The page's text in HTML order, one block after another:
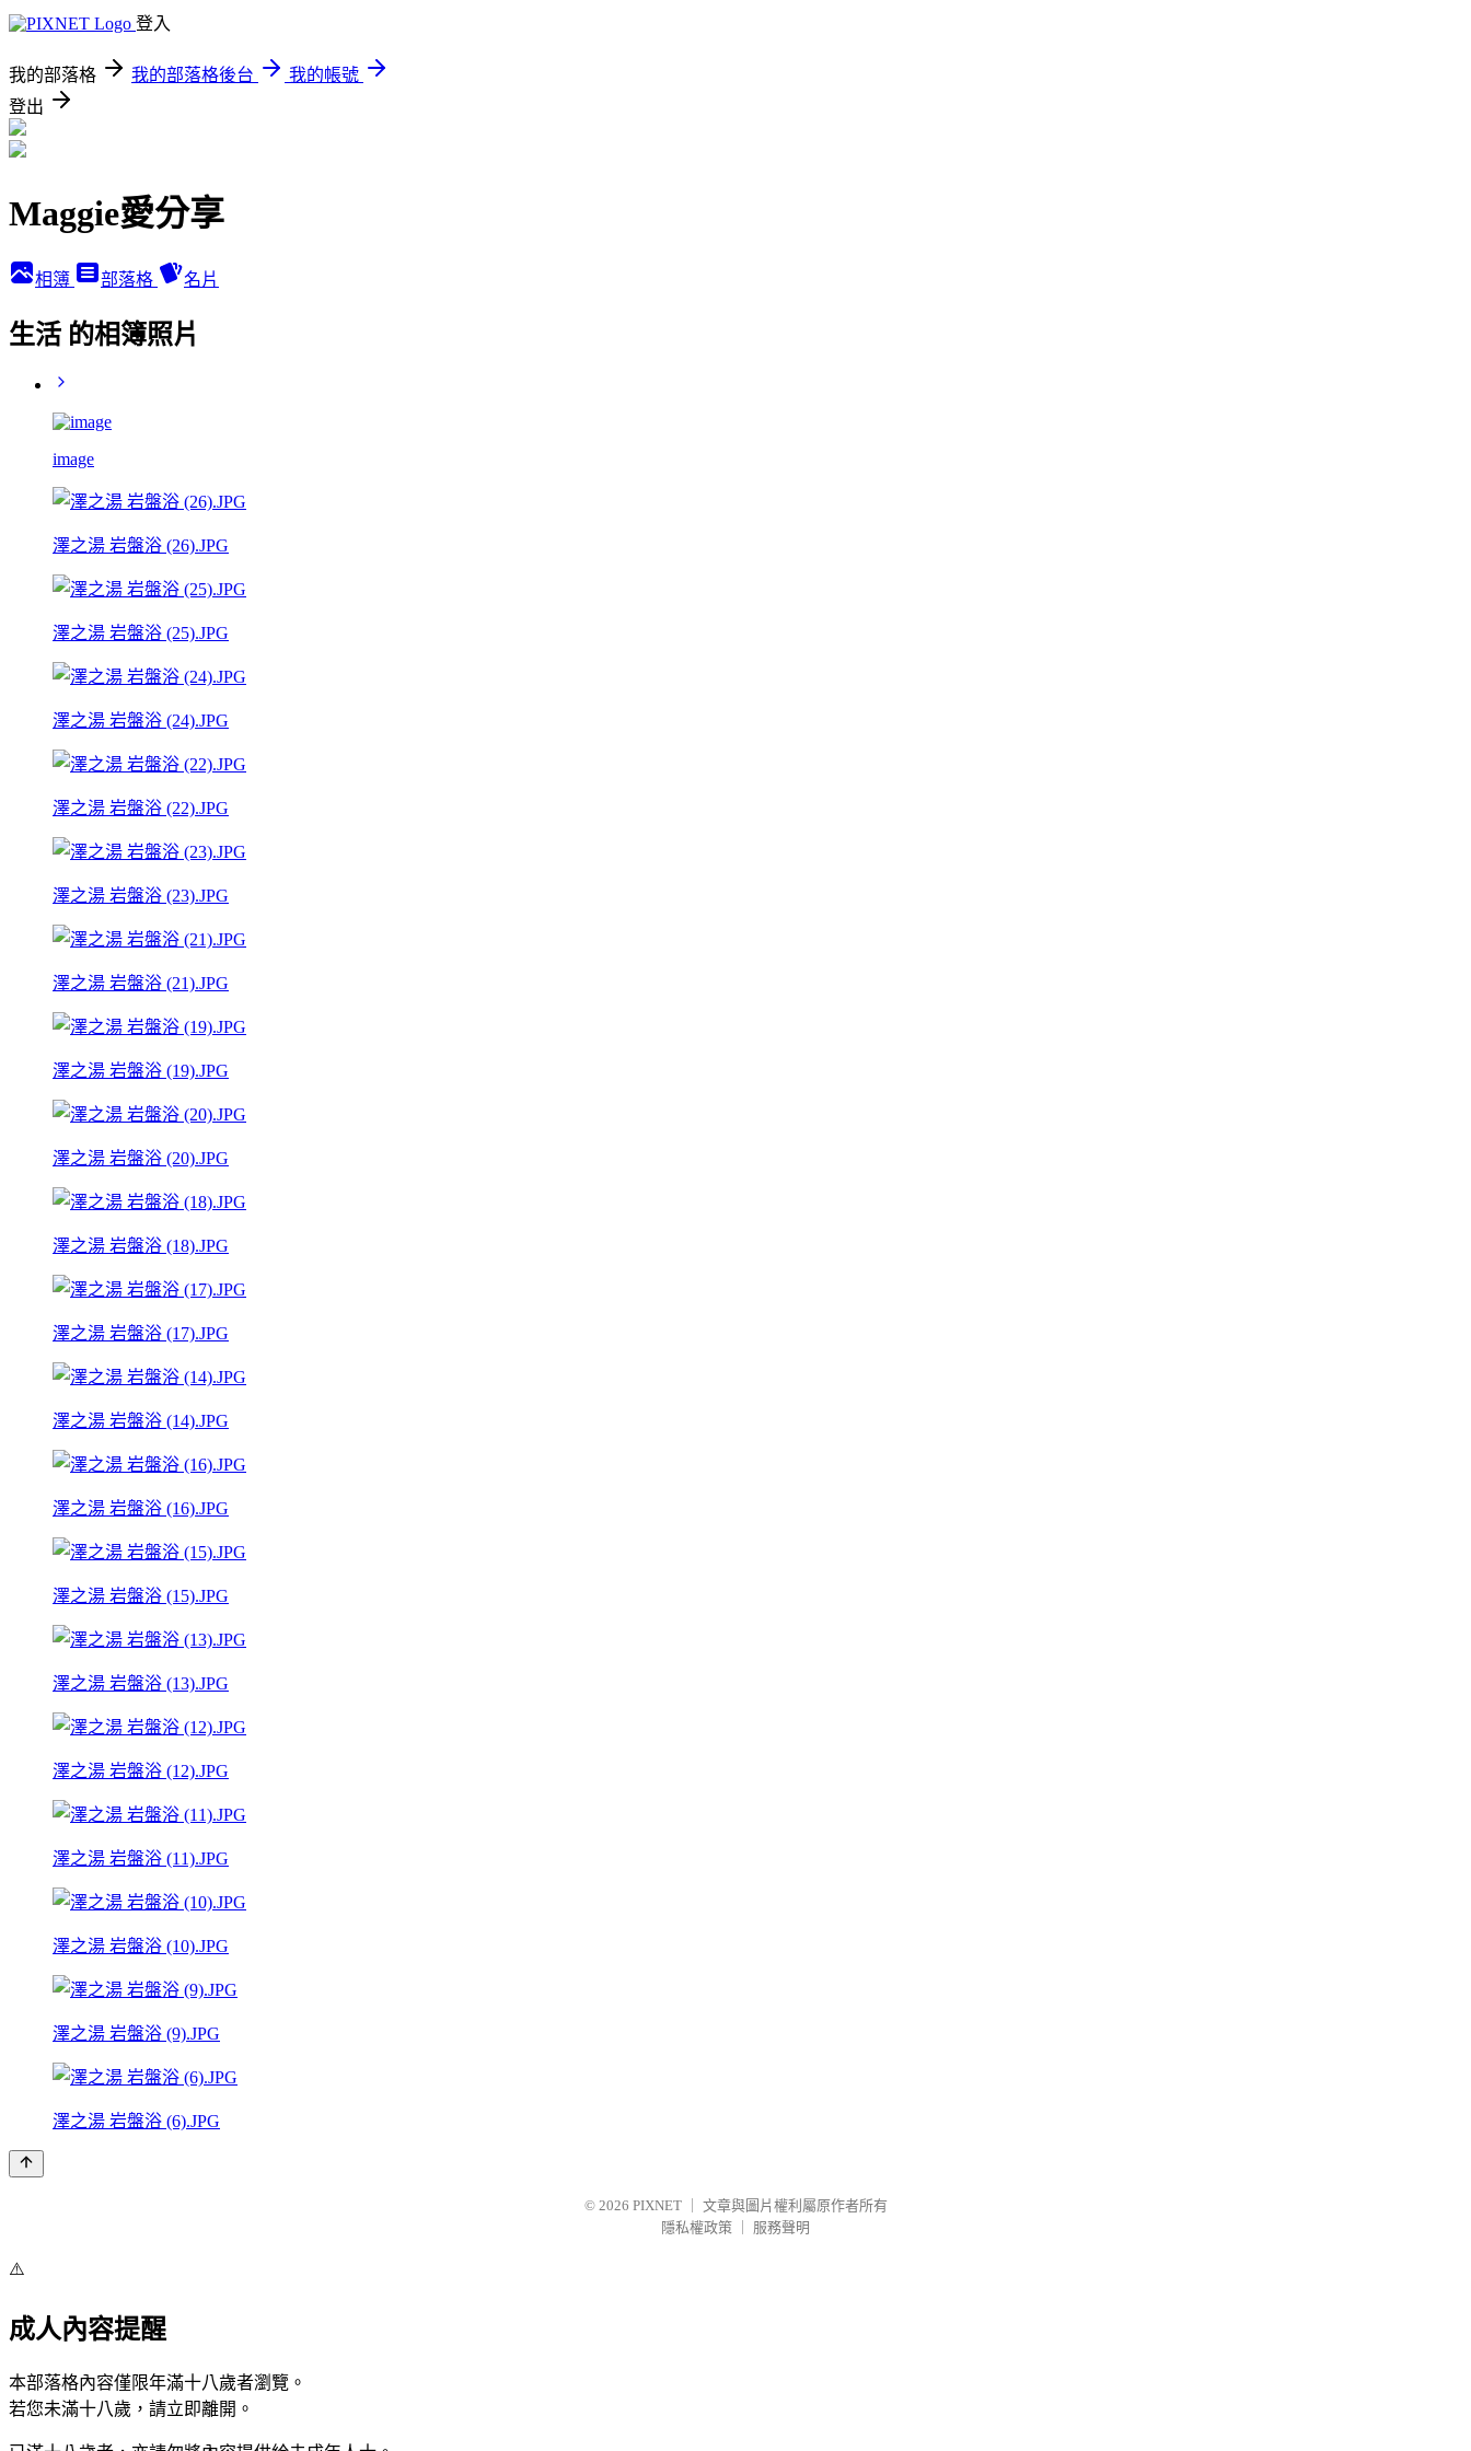
登入
我的部落格 我的部落格後台
我的帳號
登出
Maggie愛分享
相簿 部落格 名片
生活 的相簿照片
image
澤之湯 岩盤浴 (26).JPG
澤之湯 岩盤浴 (25).JPG
澤之湯 岩盤浴 (24).JPG
澤之湯 岩盤浴 (22).JPG
澤之湯 岩盤浴 (23).JPG
澤之湯 岩盤浴 (21).JPG
澤之湯 岩盤浴 (19).JPG
澤之湯 岩盤浴 (20).JPG
澤之湯 岩盤浴 (18).JPG
澤之湯 岩盤浴 (17).JPG
澤之湯 岩盤浴 (14).JPG
澤之湯 岩盤浴 (16).JPG
澤之湯 岩盤浴 (15).JPG
澤之湯 岩盤浴 (13).JPG
澤之湯 岩盤浴 (12).JPG
澤之湯 岩盤浴 (11).JPG
澤之湯 岩盤浴 (10).JPG
澤之湯 岩盤浴 (9).JPG
澤之湯 岩盤浴 (6).JPG
© 2026 PIXNET
文章與圖片權利屬原作者所有
隱私權政策
服務聲明
⚠️
成人內容提醒
本部落格內容僅限年滿十八歲者瀏覽。
若您未滿十八歲，請立即離開。